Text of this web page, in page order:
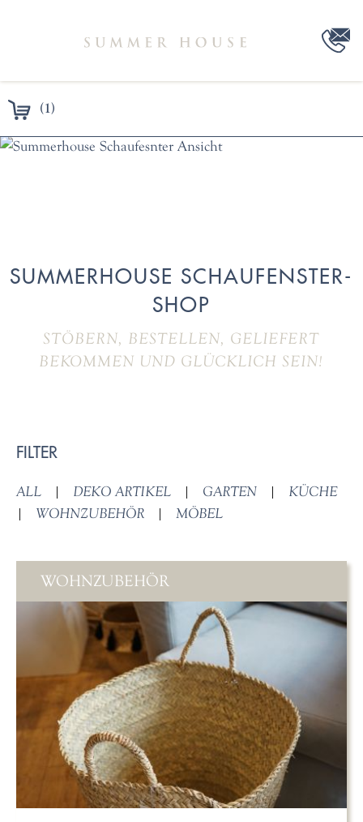
(1)
SUMMERHOUSE SCHAUFENSTER-
SHOP
STÖBERN, BESTELLEN, GELIEFERT
BEKOMMEN UND GLÜCKLICH SEIN!
FILTER
ALL | DEKO ARTIKEL | GARTEN |
KÜCHE
|
WOHNZUBEHÖR | MÖBEL
WOHNZUBEHÖR